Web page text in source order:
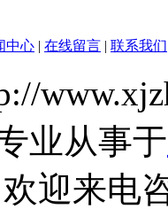
中心 | 在线留言 | 联系我们
业从事于
迎来电